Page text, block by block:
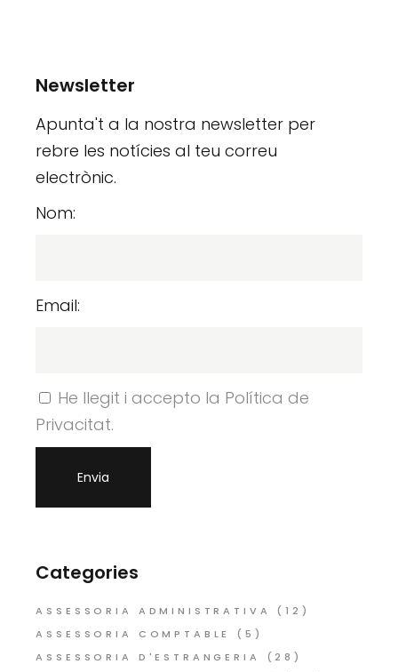
Newsletter
Apunta't a la nostra newsletter per
rebre les notícies al teu correu
electrònic.
Nom:
Email:
He llegit i accepto la Política de
Privacitat.
Categories
ASSESSORIA ADMINISTRATIVA
(12)
ASSESSORIA COMPTABLE
(5)
ASSESSORIA D'ESTRANGERIA
(28)